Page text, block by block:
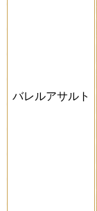
バレルアサルト